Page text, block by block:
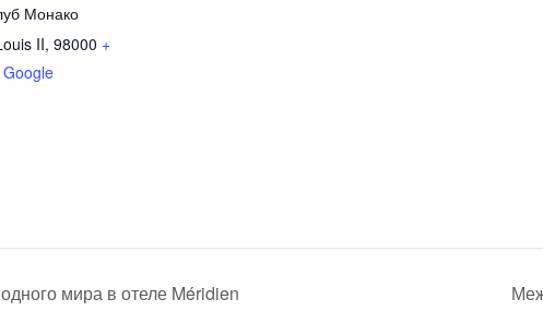
Монако
II, 98000 +
Google
мира в отеле Méridien